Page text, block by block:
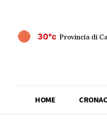
30°c Provincia di
HOME